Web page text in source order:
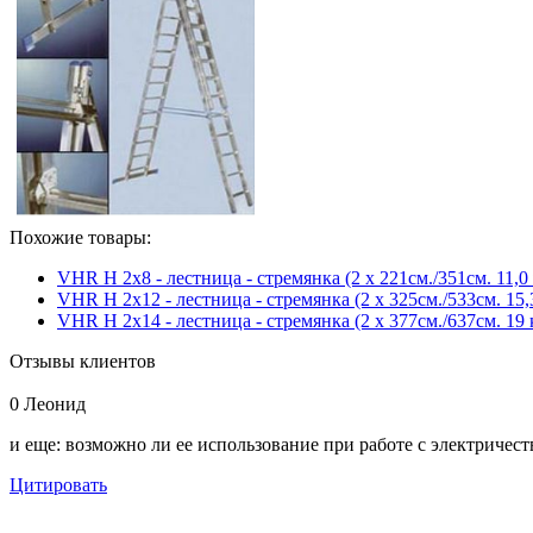
Похожие товары:
VHR H 2x8 - лестница - стремянка (2 х 221см./351см. 11,0
VHR H 2x12 - лестница - стремянка (2 х 325см./533см.
VHR H 2x14 - лестница - стремянка (2 х 377см./637см. 19
Отзывы клиентов
0 Леонид
и еще: возможно ли ее использование при работе с
Цитировать